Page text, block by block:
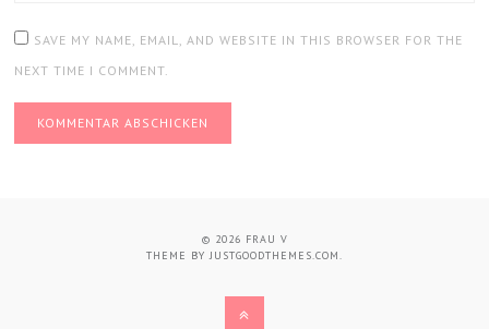
SAVE MY NAME, EMAIL, AND WEBSITE IN THIS BROWSER FOR THE
NEXT TIME I COMMENT.
© 2026 FRAU V
THEME BYJUSTGOODTHEMES.COM.